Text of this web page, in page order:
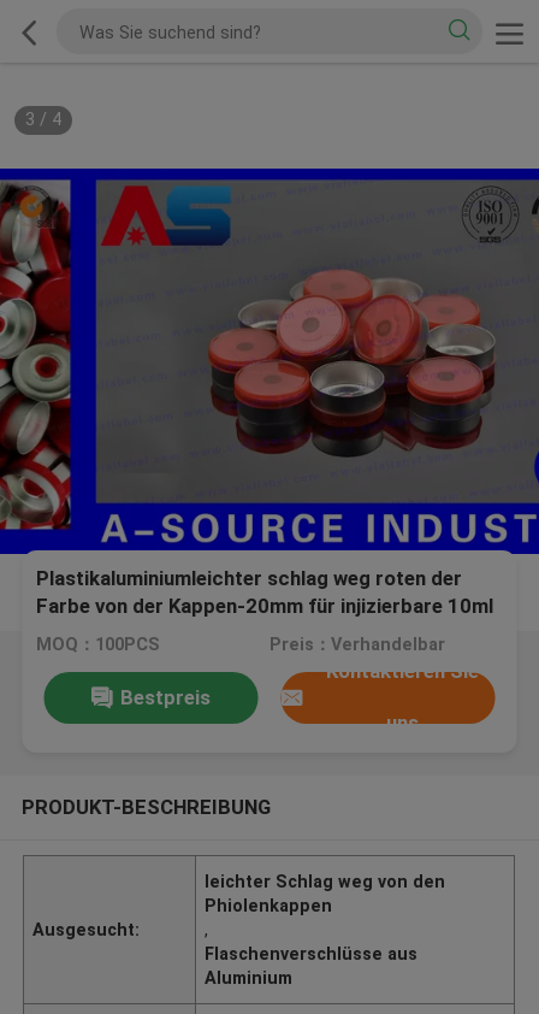
3 / 4
Plastikaluminiumleichter schlag weg roten der
Farbe von der Kappen-20mm für injizierbare 10ml
Höhe der Phiolen-22mm der Breiten-50mm
MOQ：100PCS Preis：Verhandelbar
Bestpreis
Kontaktieren Sie
uns
PRODUKT-BESCHREIBUNG
Ausgesucht:
leichter Schlag weg von den
Phiolenkappen
,
Flaschenverschlüsse aus
Aluminium